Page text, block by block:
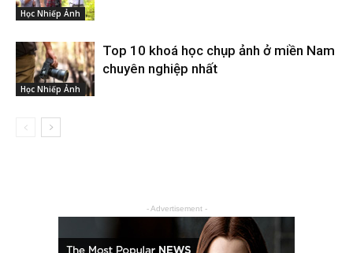
Học Nhiếp Ảnh
Học Nhiếp Ảnh
Top 10 khoá học chụp ảnh ở miền Nam
chuyên nghiệp nhất
- Advertisement -